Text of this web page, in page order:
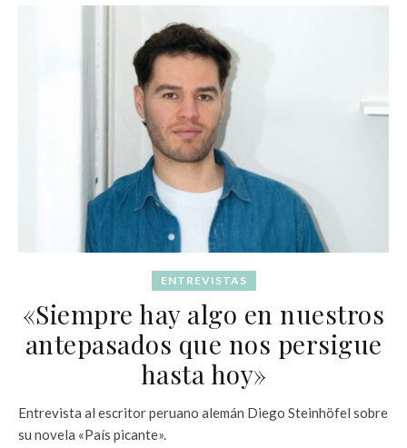
ENTREVISTAS
«Siempre hay algo en nuestros
antepasados que nos persigue
hasta hoy»
Entrevista al escritor peruano alemán Diego Steinhöfel sobre
su novela «País picante».